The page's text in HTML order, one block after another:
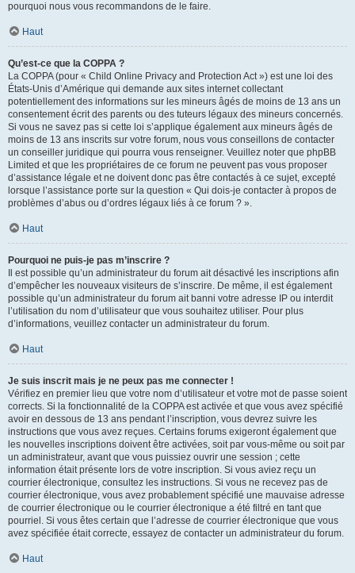
pourquoi nous vous recommandons de le faire.
Haut
Qu’est-ce que la COPPA ?
La COPPA (pour « Child Online Privacy and Protection Act ») est une loi des
États-Unis d’Amérique qui demande aux sites internet collectant
potentiellement des informations sur les mineurs âgés de moins de 13 ans un
consentement écrit des parents ou des tuteurs légaux des mineurs concernés.
Si vous ne savez pas si cette loi s’applique également aux mineurs âgés de
moins de 13 ans inscrits sur votre forum, nous vous conseillons de contacter
un conseiller juridique qui pourra vous renseigner. Veuillez noter que phpBB
Limited et que les propriétaires de ce forum ne peuvent pas vous proposer
d’assistance légale et ne doivent donc pas être contactés à ce sujet, excepté
lorsque l’assistance porte sur la question « Qui dois-je contacter à propos de
problèmes d’abus ou d’ordres légaux liés à ce forum ? ».
Haut
Pourquoi ne puis-je pas m’inscrire ?
Il est possible qu’un administrateur du forum ait désactivé les inscriptions afin
d’empêcher les nouveaux visiteurs de s’inscrire. De même, il est également
possible qu’un administrateur du forum ait banni votre adresse IP ou interdit
l’utilisation du nom d’utilisateur que vous souhaitez utiliser. Pour plus
d’informations, veuillez contacter un administrateur du forum.
Haut
Je suis inscrit mais je ne peux pas me connecter !
Vérifiez en premier lieu que votre nom d’utilisateur et votre mot de passe soient
corrects. Si la fonctionnalité de la COPPA est activée et que vous avez spécifié
avoir en dessous de 13 ans pendant l’inscription, vous devrez suivre les
instructions que vous avez reçues. Certains forums exigeront également que
les nouvelles inscriptions doivent être activées, soit par vous-même ou soit par
un administrateur, avant que vous puissiez ouvrir une session ; cette
information était présente lors de votre inscription. Si vous aviez reçu un
courrier électronique, consultez les instructions. Si vous ne recevez pas de
courrier électronique, vous avez probablement spécifié une mauvaise adresse
de courrier électronique ou le courrier électronique a été filtré en tant que
pourriel. Si vous êtes certain que l’adresse de courrier électronique que vous
avez spécifiée était correcte, essayez de contacter un administrateur du forum.
Haut